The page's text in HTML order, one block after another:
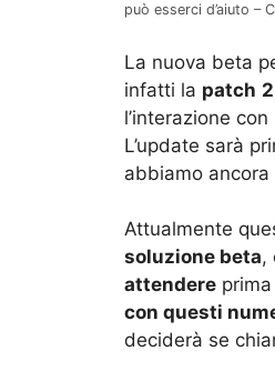
può esserci d’aiuto –
La nuova beta
infatti la patch
l’interazione con
L’update sarà
abbiamo
Attualmente
soluzione beta,
attendere
con questi
deciderà se